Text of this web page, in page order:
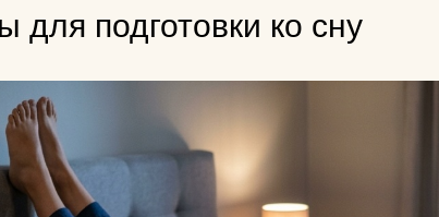
йоги?
Что едят йоги?
для подготовки ко сну